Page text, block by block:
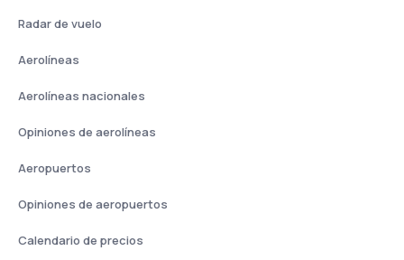
Radar de vuelo
Aerolíneas
Aerolíneas nacionales
Opiniones de aerolíneas
Aeropuertos
Opiniones de aeropuertos
Calendario de precios